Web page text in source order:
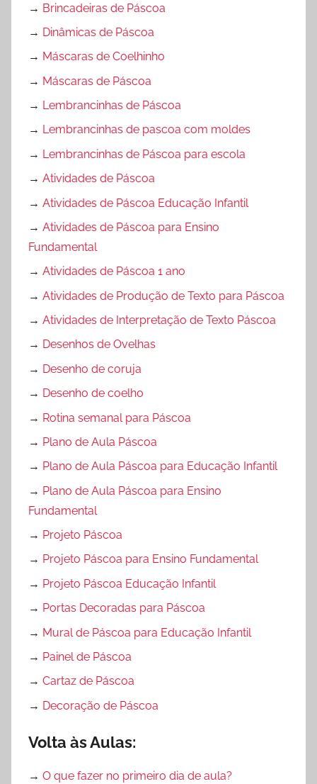
→ Brincadeiras de Páscoa
→ Dinâmicas de Páscoa
→ Máscaras de Coelhinho
→ Máscaras de Páscoa
→ Lembrancinhas de Páscoa
→ Lembrancinhas de pascoa com moldes
→ Lembrancinhas de Páscoa para escola
→ Atividades de Páscoa
→ Atividades de Páscoa Educação Infantil
→ Atividades de Páscoa para Ensino
Fundamental
→ Atividades de Páscoa 1 ano
→ Atividades de Produção de Texto para Páscoa
→ Atividades de Interpretação de Texto Páscoa
→ Desenhos de Ovelhas
→ Desenho de coruja
→ Desenho de coelho
→ Rotina semanal para Páscoa
→ Plano de Aula Páscoa
→ Plano de Aula Páscoa para Educação Infantil
→ Plano de Aula Páscoa para Ensino
Fundamental
→ Projeto Páscoa
→ Projeto Páscoa para Ensino Fundamental
→ Projeto Páscoa Educação Infantil
→ Portas Decoradas para Páscoa
→ Mural de Páscoa para Educação Infantil
→ Painel de Páscoa
→ Cartaz de Páscoa
→ Decoração de Páscoa
Volta às Aulas:
→ O que fazer no primeiro dia de aula?